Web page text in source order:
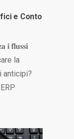
e Conto
𝐢 𝐟𝐥𝐮𝐬𝐬𝐢
la
anticipi?